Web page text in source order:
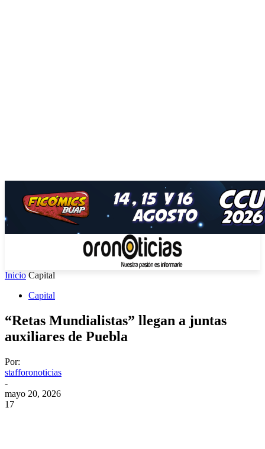
Inicio Capital
Capital
“Retas Mundialistas” llegan a juntas
auxiliares de Puebla
Por:
stafforonoticias
-
mayo 20, 2026
17